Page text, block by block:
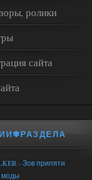
ролики
сайта
- Зов припяти
моды